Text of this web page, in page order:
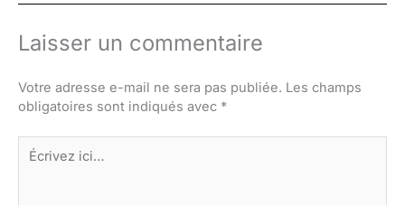
Laisser un commentaire
Votre adresse e-mail ne sera pas publiée. Les champs
obligatoires sont indiqués avec *
Écrivez
ici…